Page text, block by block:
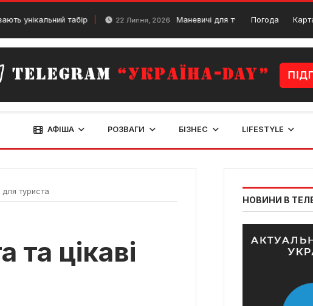
табір 22 Липня, 2026 Маневичі для туристів: історія, цікаві
Погода
АФІША РОЗВАГИ БІЗНЕС LIFESTYLE
для туриста
та цікаві
НОВИНИ В